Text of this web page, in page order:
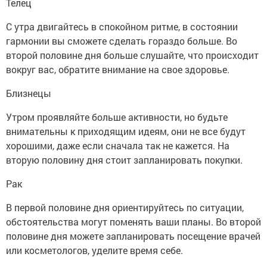
Телец
С утра двигайтесь в спокойном ритме, в состоянии
гармонии вы сможете сделать гораздо больше. Во
второй половине дня больше слушайте, что происходит
вокруг вас, обратите внимание на свое здоровье.
Близнецы
Утром проявляйте больше активности, но будьте
внимательны к приходящим идеям, они не все будут
хорошими, даже если сначала так не кажется. На
вторую половину дня стоит запланировать покупки.
Рак
В первой половине дня ориентируйтесь по ситуации,
обстоятельства могут поменять ваши планы. Во второй
половине дня можете запланировать посещение врачей
или косметологов, уделите время себе.